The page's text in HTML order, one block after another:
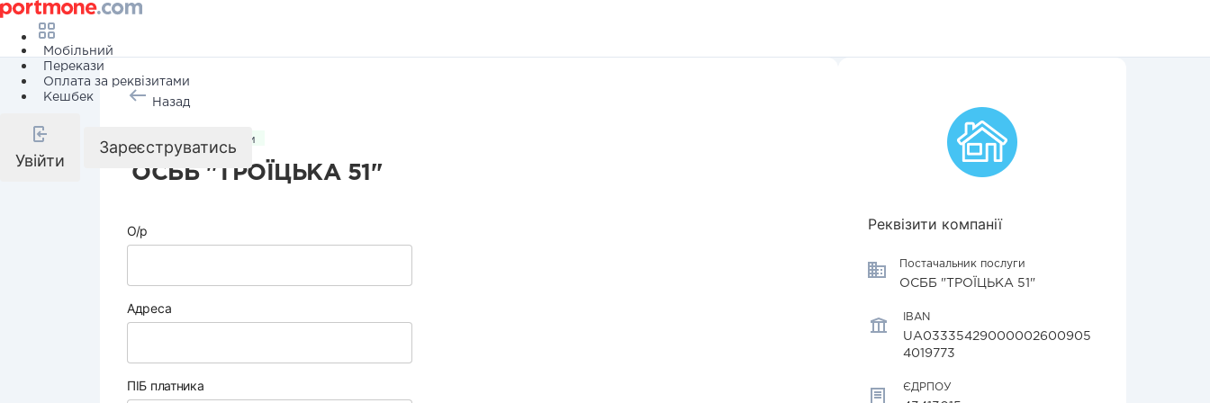
Мобільний
Перекази
Оплата за реквізитами
Кешбек
Увійти
Зареєструватись
Назад
Комунальні послуги
ОСББ "ТРОЇЦЬКА 51"
О/р
Адреса
ПІБ платника
Реквізити компанії
Постачальник послуги
ОСББ "ТРОЇЦЬКА 51"
IBAN
UA03335429000002600905
4019773
ЄДРПОУ